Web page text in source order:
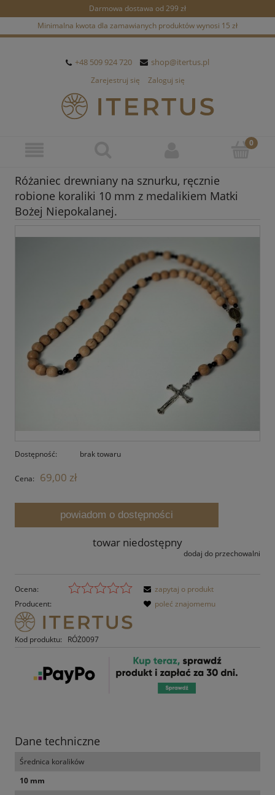
Darmowa dostawa od 299 zł
Minimalna kwota dla zamawianych produktów wynosi 15 zł
+48 509 924 720 shop@itertus.pl
Zarejestruj się Zaloguj się
Różaniec drewniany na sznurku, ręcznie
robione koraliki 10 mm z medalikiem Matki
Bożej Niepokalanej.
Dostępność: brak towaru
Cena: 69,00 zł
powiadom o dostępności
towar niedostępny
dodaj do przechowalni
Ocena:
Producent:
Kod produktu: RÓŻ0097
zapytaj o produkt
poleć znajomemu
Dane techniczne
Średnica koralików
10 mm